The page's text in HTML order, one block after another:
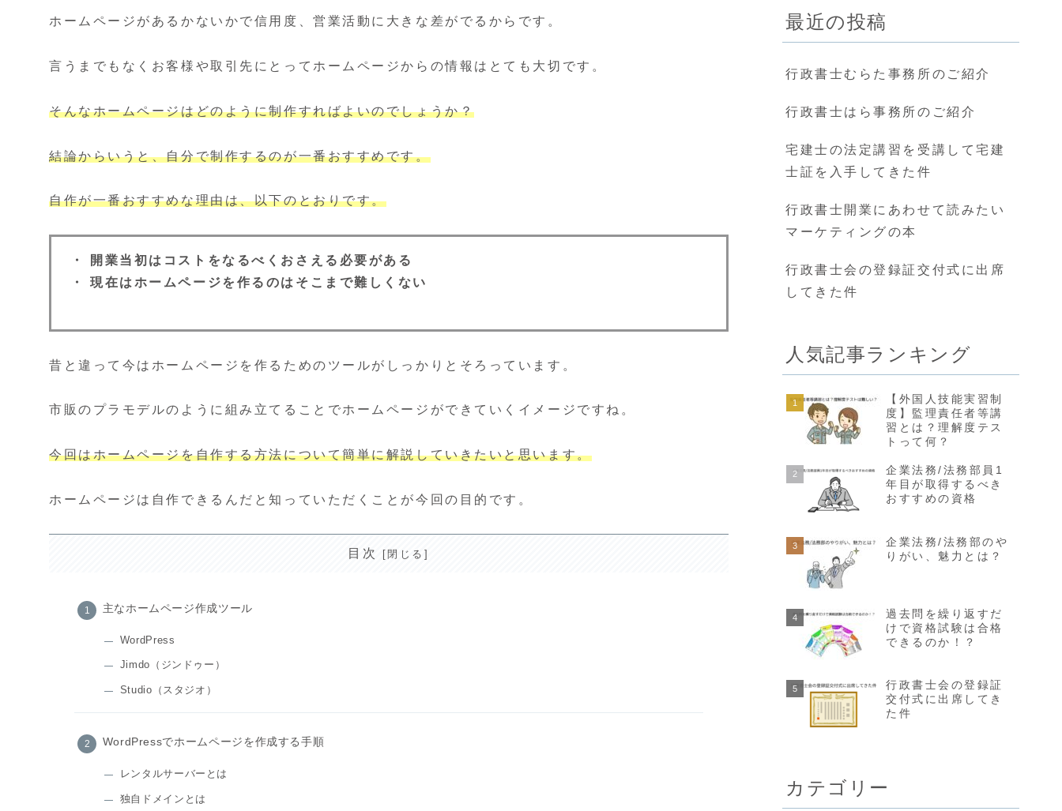
ホームページがあるかないかで信用度、営業活動に大きな差がでるからです。
言うまでもなくお客様や取引先にとってホームページからの情報はとても大切です。
そんなホームページはどのように制作すればよいのでしょうか？
結論からいうと、自分で制作するのが一番おすすめです。
自作が一番おすすめな理由は、以下のとおりです。
・ 開業当初はコストをなるべくおさえる必要がある
・ 現在はホームページを作るのはそこまで難しくない
昔と違って今はホームページを作るためのツールがしっかりとそろっています。
市販のプラモデルのように組み立てることでホームページができていくイメージですね。
今回はホームページを自作する方法について簡単に解説していきたいと思います。
ホームページは自作できるんだと知っていただくことが今回の目的です。
目次
主なホームページ作成ツール
WordPress
Jimdo（ジンドゥー）
Studio（スタジオ）
WordPressでホームページを作成する手順
レンタルサーバーとは
独自ドメインとは
最近の投稿
行政書士むらた事務所のご紹介
行政書士はら事務所のご紹介
宅建士の法定講習を受講して宅建
士証を入手してきた件
行政書士開業にあわせて読みたい
マーケティングの本
行政書士会の登録証交付式に出席
してきた件
人気記事ランキング
【外国人技能実習制
度】監理責任者等講
習とは？理解度テス
トって何？
企業法務/法務部員1
年目が取得するべき
おすすめの資格
企業法務/法務部のや
りがい、魅力とは？
過去問を繰り返すだ
けで資格試験は合格
できるのか！？
行政書士会の登録証
交付式に出席してき
た件
カテゴリー